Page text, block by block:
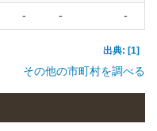
- - -
出典: [1]
その他の市町村を調べる